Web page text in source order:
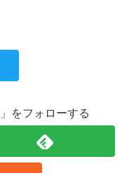
をフォローする